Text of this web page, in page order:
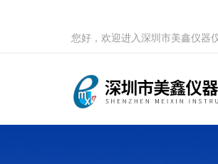
您好，欢迎进入深圳市美鑫仪器